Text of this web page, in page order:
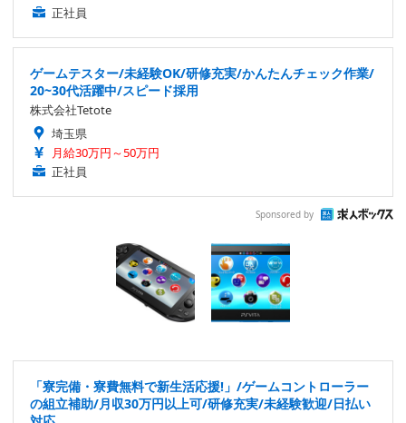
正社員
ゲームテスター/未経験OK/研修充実/かんたんチェック作業/
20~30代活躍中/スピード採用
株式会社Tetote
埼玉県
月給30万円～50万円
正社員
Sponsored by
「寮完備・寮費無料で新生活応援!」/ゲームコントローラー
の組立補助/月収30万円以上可/研修充実/未経験歓迎/日払い